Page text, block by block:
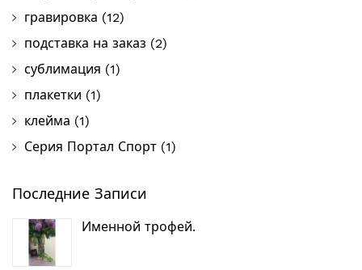
гравировка (12)
подставка на заказ (2)
сублимация (1)
плакетки (1)
клейма (1)
Серия Портал Спорт (1)
Последние Записи
Именной трофей.